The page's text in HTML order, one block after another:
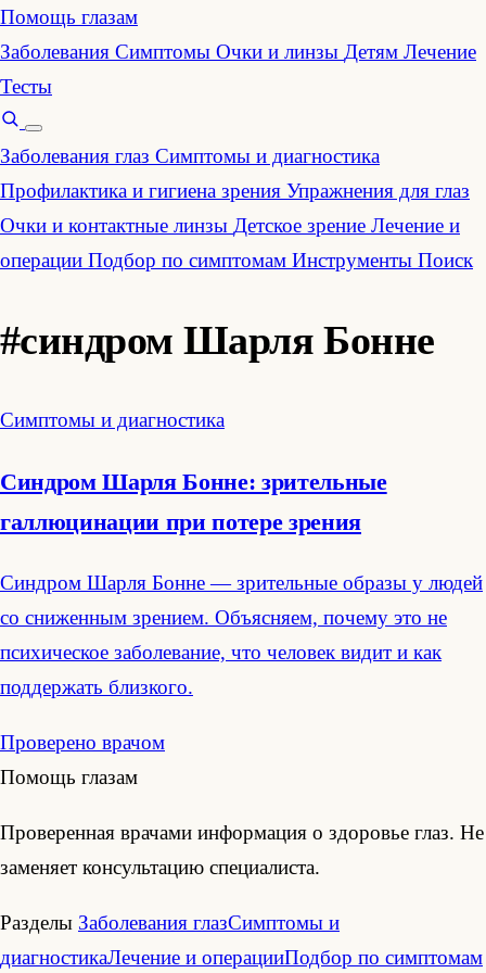
Помощь глазам
Заболевания Симптомы Очки и линзы Детям Лечение
Тесты
Заболевания глаз Симптомы и диагностика
Профилактика и гигиена зрения Упражнения для глаз
Очки и контактные линзы Детское зрение Лечение и
операции Подбор по симптомам Инструменты Поиск
#синдром Шарля Бонне
Симптомы и диагностика
Синдром Шарля Бонне: зрительные
галлюцинации при потере зрения
Синдром Шарля Бонне — зрительные образы у людей
со сниженным зрением. Объясняем, почему это не
психическое заболевание, что человек видит и как
поддержать близкого.
Проверено врачом
Помощь глазам
Проверенная врачами информация о здоровье глаз. Не
заменяет консультацию специалиста.
Разделы Заболевания глазСимптомы и
диагностикаЛечение и операцииПодбор по симптомам